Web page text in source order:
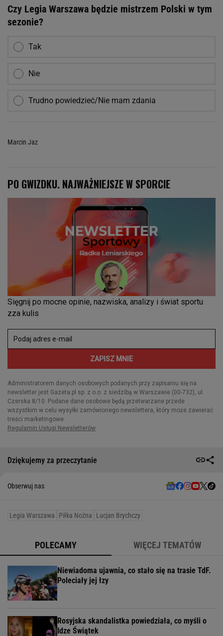
Czy Legia Warszawa będzie mistrzem Polski w tym
sezonie?
Tak
Nie
Trudno powiedzieć/Nie mam zdania
Marcin Jaz
Dziękujemy za przeczytanie
Obserwuj nas
Legia Warszawa Piłka Nożna Lucjan Brychczy
POLECAMY WIĘCEJ TEMATÓW
Niewiadoma ujawnia, co stało się na trasie TdF.
Poleciały jej łzy
Rosyjska skandalistka powiedziała, co myśli o
Idze Świątek